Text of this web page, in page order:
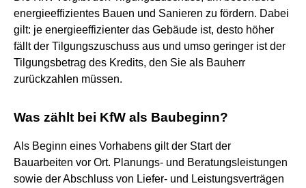
energieeffizientes Bauen und Sanieren zu fördern. Dabei
gilt: je energieeffizienter das Gebäude ist, desto höher
fällt der Tilgungszuschuss aus und umso geringer ist der
Tilgungsbetrag des Kredits, den Sie als Bauherr
zurückzahlen müssen.
Was zählt bei KfW als Baubeginn?
Als Beginn eines Vorhabens gilt der Start der
Bauarbeiten vor Ort. Planungs- und Beratungsleistungen
sowie der Abschluss von Liefer- und Leistungsverträgen